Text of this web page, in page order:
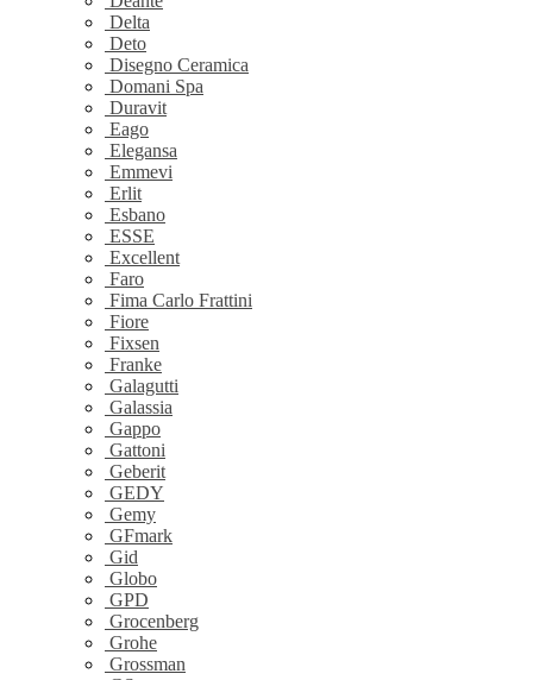
Delta
Deto
Disegno Ceramica
Domani Spa
Duravit
Eago
Elegansa
Emmevi
Erlit
Esbano
ESSE
Excellent
Faro
Fima Carlo Frattini
Fiore
Fixsen
Franke
Galagutti
Galassia
Gappo
Gattoni
Geberit
GEDY
Gemy
GFmark
Gid
Globo
GPD
Grocenberg
Grohe
Grossman